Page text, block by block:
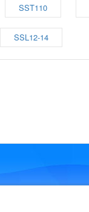
SST110
SSL12-14